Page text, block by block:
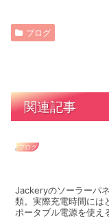
ブログ
関連記事
ブログ
Jackeryのソーラーパ
類。実際充電時間には
ポータブル電源を使え